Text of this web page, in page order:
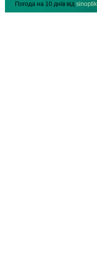
Погода на 10 днів від